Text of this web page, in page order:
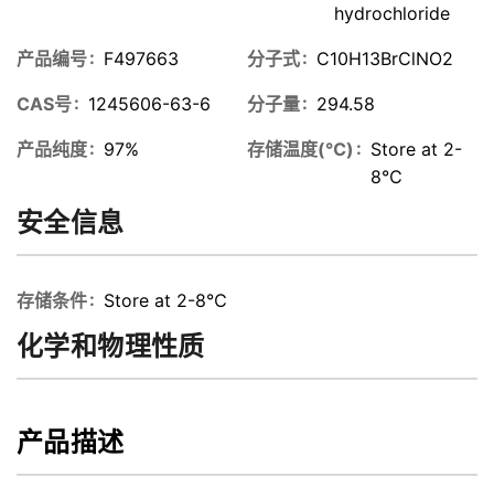
hydrochloride
产品编号 F497663 分子式 C10H13BrClNO2
CAS号 1245606-63-6 分子量 294.58
产品纯度 97% 存储温度(℃)
Store at 2-
8℃
安全信息
存储条件 Store at 2-8℃
化学和物理性质
产品描述